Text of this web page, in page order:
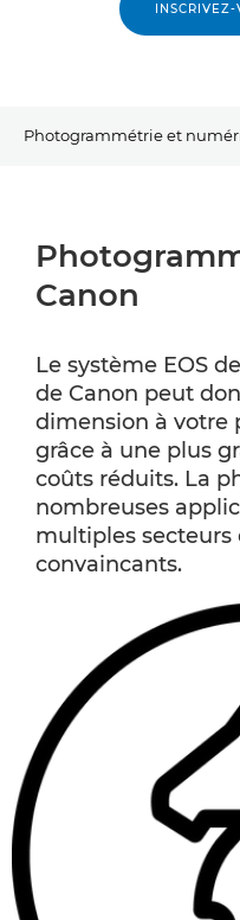
Photogrammétrie et
FONCTIONNEMENT
SECTEURS
POURQUOI CANON ?
PRODUITS ASSOCIÉS
Canon
Le système EOS
de Canon peut
dimension à votre
grâce à une plus
coûts réduits. La
nombreuses
multiples secteurs
convaincants.